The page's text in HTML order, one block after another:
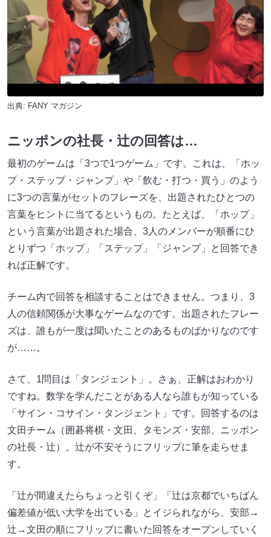
出典: FANY マガジン
ニッポンの社長・辻の回答は…
最初のゲームは「3つで1つゲーム」です。これは、「ホッ
プ・ステップ・ジャンプ」や「飲む・打つ・買う」のよう
に3つの言葉がセットのフレーズを、出題されたひとつの
言葉をヒントに当てるというもの。たとえば、「ホップ」
という言葉が出題された場合、3人のメンバーが順番にひ
とりずつ「ホップ」「ステップ」「ジャンプ」と回答でき
れば正解です。
チーム内で回答を相談することはできません。つまり、3
人の信頼関係が大事なゲームなのです。出題されたフレー
ズは、誰もが一度は聞いたことのあるものばかりなのです
が……。
さて、1問目は「タンジェント」。さぁ、正解はおわかり
ですね。数学を学んだことがある人なら誰もが知っている
「サイン・コサイン・タンジェント」です。回答するのは
文田チーム（囲碁将棋・文田、タモンズ・安部、ニッポン
の社長・辻）。辻が不安そうにフリップに筆を走らせま
す。
「辻が間違えたらちょっと引くぞ」「辻は京都でいちばん
偏差値が低い大学を出ている」とイジられながら、安部→
辻→文田の順にフリップに書いた回答をオープンしていく